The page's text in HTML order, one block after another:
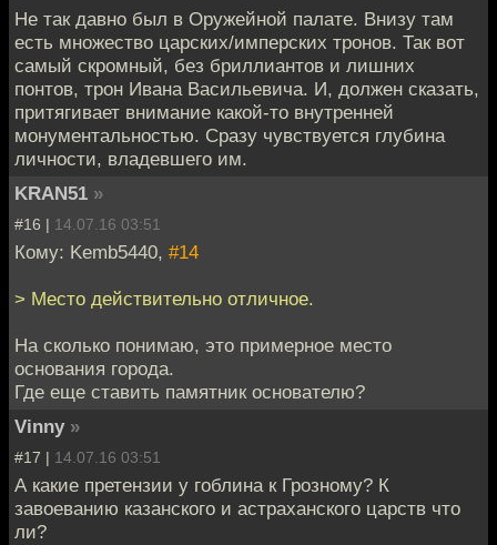
Не так давно был в Оружейной палате. Внизу там
есть множество царских/имперских тронов. Так вот
самый скромный, без бриллиантов и лишних
понтов, трон Ивана Васильевича. И, должен сказать,
притягивает внимание какой-то внутренней
монументальностью. Сразу чувствуется глубина
личности, владевшего им.
KRAN51 »
#16 | 14.07.16 03:51
Кому: Kemb5440, #14
> Место действительно отличное.
На сколько понимаю, это примерное место
основания города.
Где еще ставить памятник основателю?
Vinny »
#17 | 14.07.16 03:51
А какие претензии у гоблина к Грозному? К
завоеванию казанского и астраханского царств что
ли?